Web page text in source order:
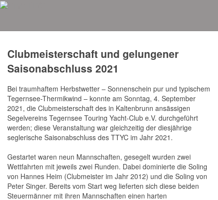
Clubmeisterschaft und gelungener
Saisonabschluss 2021
Bei traumhaftem Herbstwetter – Sonnenschein pur und typischem
Tegernsee-Thermikwind – konnte am Sonntag, 4. September
2021, die Clubmeisterschaft des in Kaltenbrunn ansässigen
Segelvereins Tegernsee Touring Yacht-Club e.V. durchgeführt
werden; diese Veranstaltung war gleichzeitig der diesjährige
seglerische Saisonabschluss des TTYC im Jahr 2021.
Gestartet waren neun Mannschaften, gesegelt wurden zwei
Wettfahrten mit jeweils zwei Runden. Dabei dominierte die Soling
von Hannes Heim (Clubmeister im Jahr 2012) und die Soling von
Peter Singer. Bereits vom Start weg lieferten sich diese beiden
Steuermänner mit ihren Mannschaften einen harten